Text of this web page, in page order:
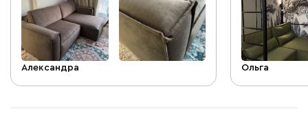
Александра Ольга